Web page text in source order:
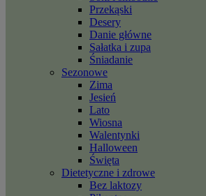
Przekąski
Desery
Danie główne
Sałatka i zupa
Śniadanie
Sezonowe
Zima
Jesień
Lato
Wiosna
Walentynki
Halloween
Święta
Dietetyczne i zdrowe
Bez laktozy